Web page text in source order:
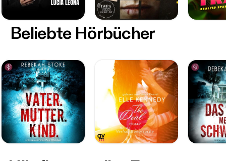
Beliebte Hörbücher